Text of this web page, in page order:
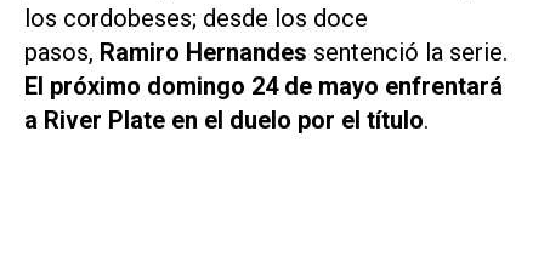
los cordobeses; desde los doce
pasos, Ramiro Hernandes sentenció la serie.
El próximo domingo 24 de mayo enfrentará
a River Plate en el duelo por el título.